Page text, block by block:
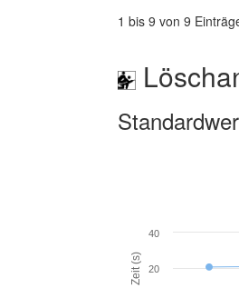
1 bis 9 von 9
Zeit (s) 20
40